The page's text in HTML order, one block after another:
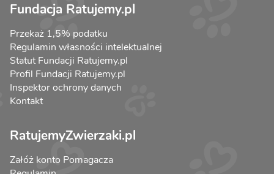
Fundacja Ratujemy.pl
Przekaż 1,5% podatku
Regulamin własności intelektualnej
Statut Fundacji Ratujemy.pl
Profil Fundacji Ratujemy.pl
Inspektor ochrony danych
Kontakt
RatujemyZwierzaki.pl
Załóż konto Pomagacza